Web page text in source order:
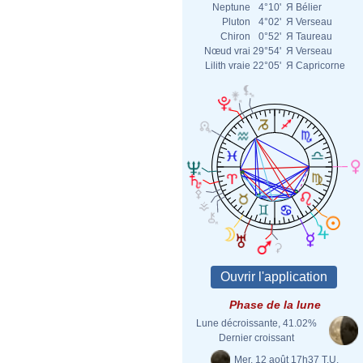
Neptune 4°10' Я Bélier
Pluton
4°02' Я Verseau
Chiron
0°52' Я Taureau
Nœud vrai 29°54' Я Verseau
Lilith vraie 22°05' Я Capricorne
Phase de la lune
Lune décroissante, 41.02%
Dernier croissant
Mer. 12 août 17h37 T.U.